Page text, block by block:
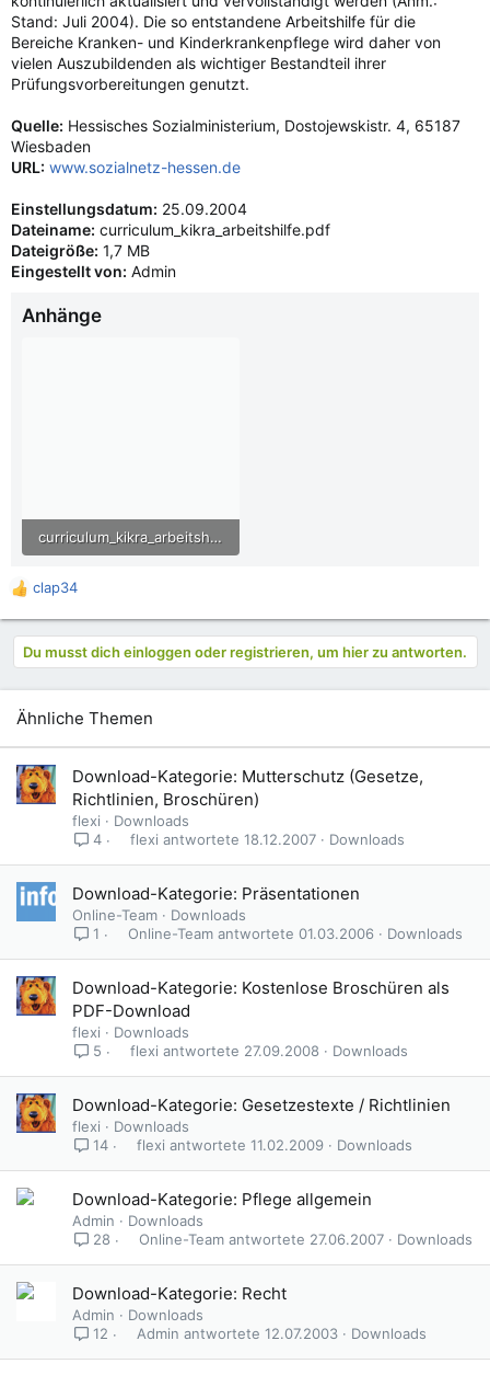
Stand: Juli 2004). Die so entstandene Arbeitshilfe für die
Bereiche Kranken- und Kinderkrankenpflege wird daher von
vielen Auszubildenden als wichtiger Bestandteil ihrer
Prüfungsvorbereitungen genutzt.
Quelle: Hessisches Sozialministerium, Dostojewskistr. 4, 65187
Wiesbaden
URL: www.sozialnetz-hessen.de
Einstellungsdatum: 25.09.2004
Dateiname: curriculum_kikra_arbeitshilfe.pdf
Dateigröße: 1,7 MB
Eingestellt von: Admin
Anhänge
curriculum_kikra_arbeitshilfe.pdf
R
a
i
e
n
clap34
Du musst dich einloggen oder registrieren, um hier zu antworten.
Ähnliche Themen
Download-Kategorie: Mutterschutz (Gesetze,
Richtlinien, Broschüren)
flexi
Downloads
4
Downloads
18.12.2007
flexi
Download-Kategorie: Präsentationen
Online-Team
Downloads
1
Downloads
01.03.2006
Online-Team
Download-Kategorie: Kostenlose Broschüren als
PDF-Download
flexi
Downloads
5
Downloads
27.09.2008
flexi
Download-Kategorie: Gesetzestexte / Richtlinien
flexi
Downloads
14
Downloads
11.02.2009
flexi
Download-Kategorie: Pflege allgemein
Admin
Downloads
28
Downloads
27.06.2007
Online-Team
Download-Kategorie: Recht
Admin
Downloads
12
Downloads
12.07.2003
Admin